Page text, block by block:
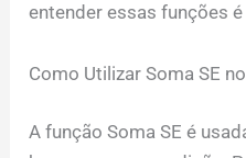
entender essas funções
Como Utilizar Soma SE
A função Soma SE é